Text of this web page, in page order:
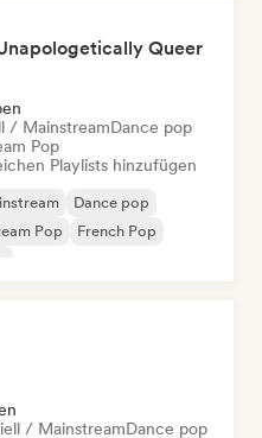
Queer
/ MainstreamDance pop
Pop
Playlists hinzufügen
Dance pop
Pop
French Pop
/ MainstreamDance pop